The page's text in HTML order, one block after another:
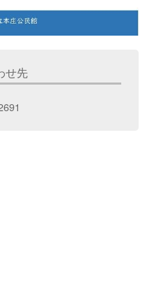
せ先